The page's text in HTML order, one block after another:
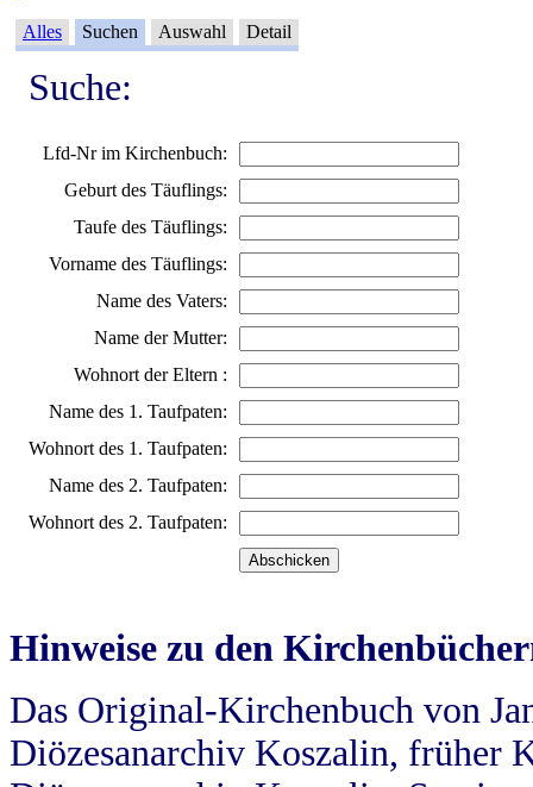
Alles Suchen Auswahl Detail
Suche:
Lfd-Nr im Kirchenbuch:
Geburt des Täuflings:
Taufe des Täuflings:
Vorname des Täuflings:
Name des Vaters:
Name der Mutter:
Wohnort der Eltern :
Name des 1. Taufpaten:
Wohnort des 1. Taufpaten:
Name des 2. Taufpaten:
Wohnort des 2. Taufpaten:
Hinweise zu den
Das Original-Kirchenbuch von
Diözesanarchiv Koszalin, früher